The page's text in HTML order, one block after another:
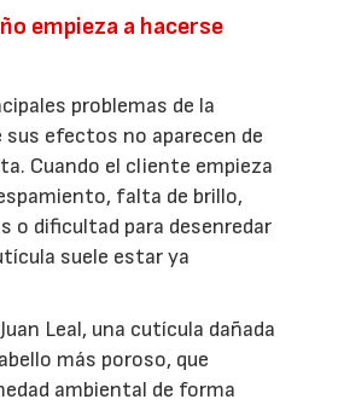
empieza a hacerse
problemas de la
efectos no aparecen de
Cuando el cliente empieza
falta de brillo,
o dificultad para desenredar
suele estar ya
Leal, una cutícula dañada
más poroso, que
ambiental de forma